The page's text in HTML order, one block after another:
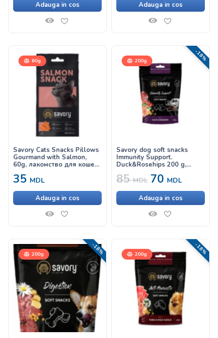
Adauga in cos Adauga in cos
60g
Savory Cats Snacks Pillows
Gourmand with Salmon,
60g, лакомство для кошек,
35 MDL
Adauga in cos
200g -18%
Savory dog soft snacks
Immunity Support.
Duck&Rosehips 200 g,
иммунитета у собак с уткой
85MDL 70 MDL
Adauga in cos
200g -18% 200g -18%